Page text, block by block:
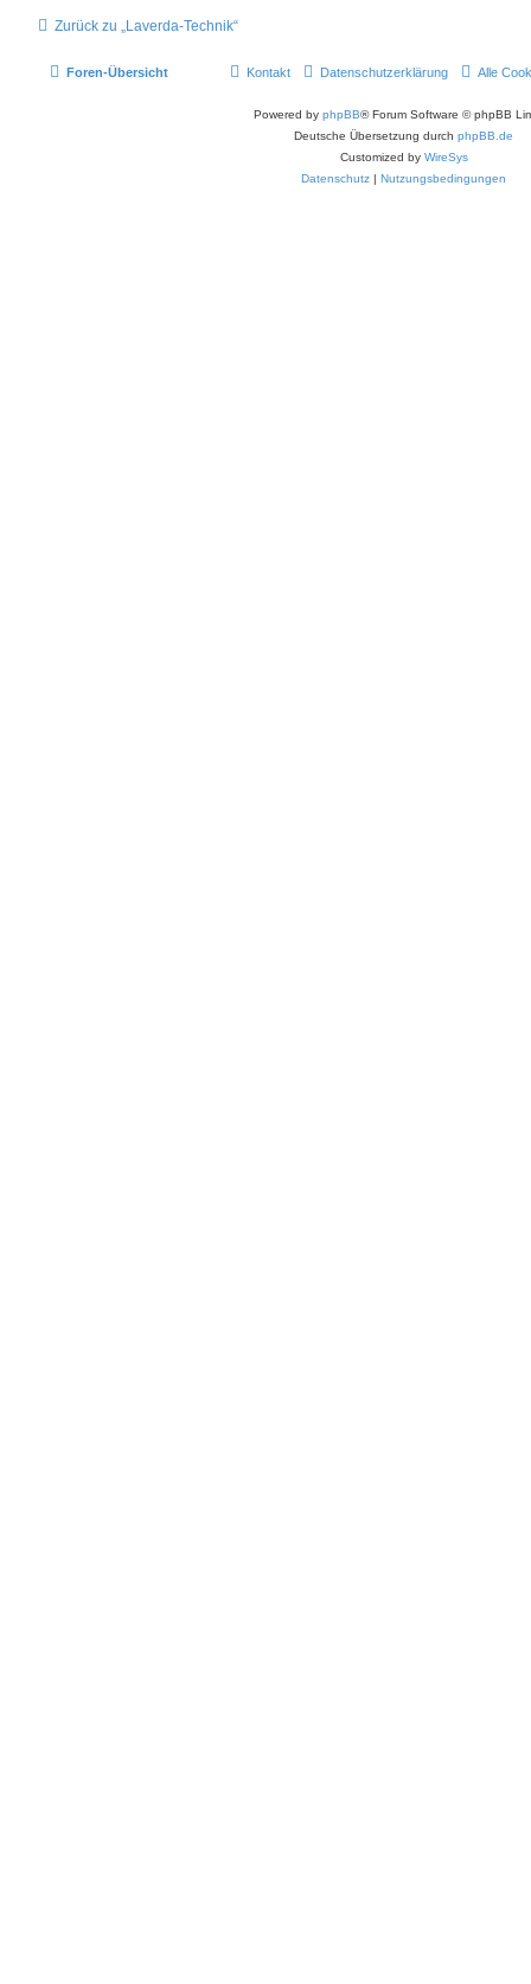
Zurück zu „Laverda-Technik“
Foren-Übersicht Alle
Datenschutzerklärung
Kontakt
Powered by phpBB® Forum Software © phpBB
Deutsche Übersetzung durch phpBB.de
Customized by WireSys
Datenschutz | Nutzungsbedingungen